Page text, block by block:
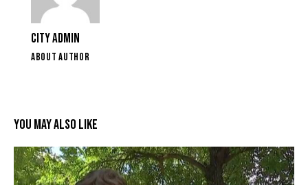
CITY ADMIN
ABOUT AUTHOR
YOU MAY ALSO LIKE